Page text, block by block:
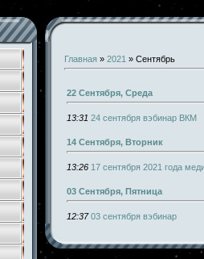
Главная » 2021 » Сентябрь
22 Сентября, Среда
13:31 24 сентября вэбинар ВКМ
14 Сентября, Вторник
13:26 17 сентября 2021 года
03 Сентября, Пятница
12:37 03 сентября вэбинар